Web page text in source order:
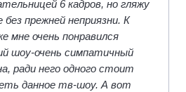
6 кадров, но гляжу
без прежней неприязни. К
мне очень понравился
шоу-очень симпатичный
ради него одного стоит
данное тв-шоу. А вот